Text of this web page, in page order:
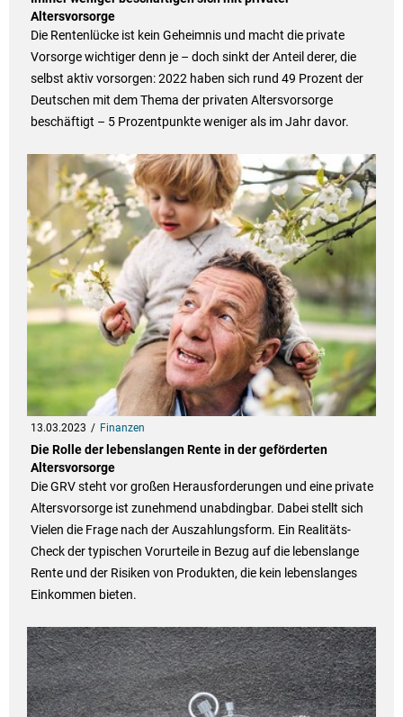
Altersvorsorge
Die Rentenlücke ist kein Geheimnis und macht die private
Vorsorge wichtiger denn je – doch sinkt der Anteil derer, die
selbst aktiv vorsorgen: 2022 haben sich rund 49 Prozent der
Deutschen mit dem Thema der privaten Altersvorsorge
beschäftigt – 5 Prozentpunkte weniger als im Jahr davor.
13.03.2023 Finanzen
Die Rolle der lebenslangen Rente in der geförderten
Altersvorsorge
Die GRV steht vor großen Herausforderungen und eine private
Altersvorsorge ist zunehmend unabdingbar. Dabei stellt sich
Vielen die Frage nach der Auszahlungsform. Ein Realitäts-
Check der typischen Vorurteile in Bezug auf die lebenslange
Rente und der Risiken von Produkten, die kein lebenslanges
Einkommen bieten.